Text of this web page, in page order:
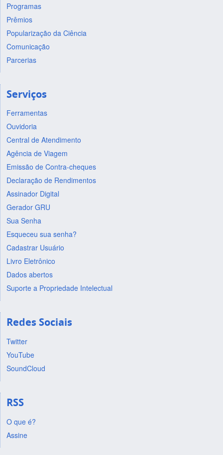
Programas
Prêmios
Popularização da Ciência
Comunicação
Parcerias
Serviços
Ferramentas
Ouvidoria
Central de Atendimento
Agência de Viagem
Emissão de Contra-cheques
Declaração de Rendimentos
Assinador Digital
Gerador GRU
Sua Senha
Esqueceu sua senha?
Cadastrar Usuário
Livro Eletrônico
Dados abertos
Suporte a Propriedade Intelectual
Redes Sociais
Twitter
YouTube
SoundCloud
RSS
O que é?
Assine